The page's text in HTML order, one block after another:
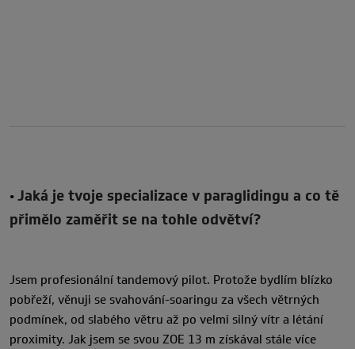
•Jaká je tvoje specializace v paraglidingu a co tě
přimělo zaměřit se na tohle odvětví?
Jsem profesionální tandemový pilot. Protože bydlím blízko
pobřeží, věnuji se svahování-soaringu za všech větrných
podmínek, od slabého větru až po velmi silný vítr a létání
proximity. Jak jsem se svou ZOE 13 m získával stále více